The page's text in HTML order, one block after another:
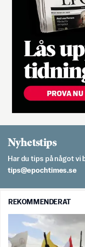
Nyhetstips
Har du tips på något vi
es.semithcope@spit
REKOMMENDERAT